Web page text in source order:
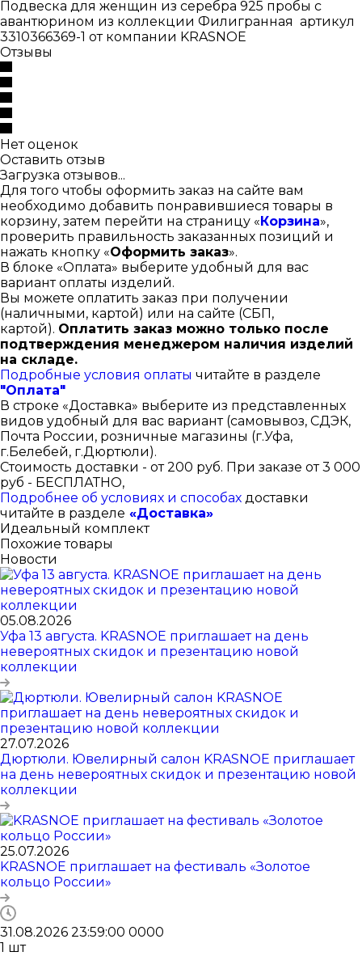
Подвеска для женщин из серебра 925 пробы с
авантюрином из коллекции Филигранная артикул
3310366369-1 от компании KRASNOE
Отзывы
Нет оценок
Оставить отзыв
Загрузка отзывов...
Для того чтобы оформить заказ на сайте вам
необходимо добавить понравившиеся товары в
корзину, затем перейти на страницу «Корзина»,
проверить правильность заказанных позиций и
нажать кнопку «Оформить заказ».
В блоке «Оплата» выберите удобный для вас
вариант оплаты изделий.
Вы можете оплатить заказ при получении
(наличными, картой) или на сайте (СБП,
картой). Оплатить заказ можно только после
подтверждения менеджером наличия изделий
на складе.
Подробные условия оплаты читайте в разделе
"Оплата"
В строке «Доставка» выберите из представленных
видов удобный для вас вариант (самовывоз, СДЭК,
Почта России, розничные магазины (г.Уфа,
г.Белебей, г.Дюртюли).
Стоимость доставки - от 200 руб. При заказе от 3 000
руб - БЕСПЛАТНО,
Подробнее об условиях и способах доставки
читайте в разделе «Доставка»
Идеальный комплект
Похожие товары
Новости
05.08.2026
Уфа 13 августа. KRASNOE приглашает на день
невероятных скидок и презентацию новой
коллекции
27.07.2026
Дюртюли. Ювелирный салон KRASNOE приглашает
на день невероятных скидок и презентацию новой
коллекции
25.07.2026
KRASNOE приглашает на фестиваль «Золотое
кольцо России»
31.08.2026 23:59:00 0000
1 шт